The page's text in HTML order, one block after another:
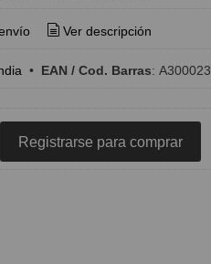
Ver descripción
• EAN / Cod. Barras: A300023
Registrarse para comprar